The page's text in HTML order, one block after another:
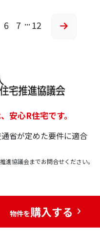
6 7 ...12
安心R住宅です。
省が定めた要件に適合
協議会までお問合せください。
物件を購入する